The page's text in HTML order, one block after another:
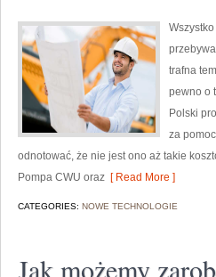
trafna
pewno o
Polski
za
odnotować, że nie jest ono aż takie
Pompa CWU oraz [ Read More ]
CATEGORIES: NOWE TECHNOLOGIE
Jak możemy